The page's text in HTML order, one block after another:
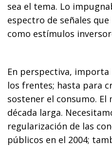
sea el tema. Lo
espectro de señales
como estímulos
En perspectiva,
los frentes; hasta para
sostener el consumo. El
década larga.
regularización de las
públicos en el 2004;